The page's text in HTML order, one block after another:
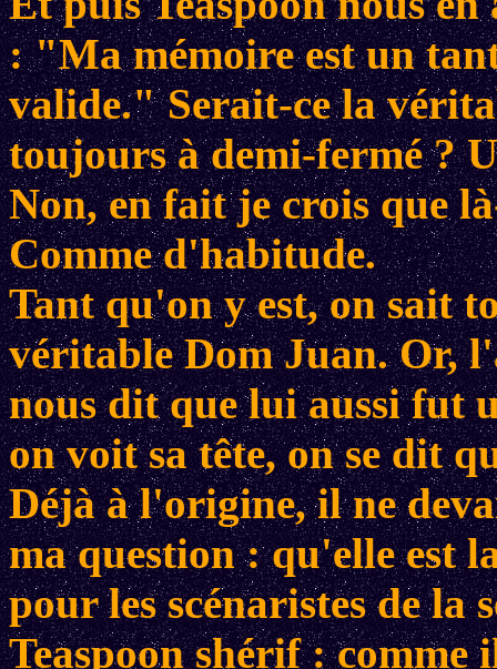
: "Ma mémoire est un
valide." Serait-ce la
toujours à demi-fermé ?
Non, en fait je crois que
Comme d'habitude.
Tant qu'on y est, on sait
véritable Dom Juan. Or,
nous dit que lui aussi fut
on voit sa tête, on se dit
Déjà à l'origine, il ne
ma question : qu'elle est
pour les scénaristes de la
Teaspoon shérif :